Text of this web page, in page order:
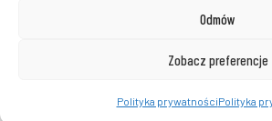
Odmów
Zobacz preferencje
Polityka prywatnościPolityka